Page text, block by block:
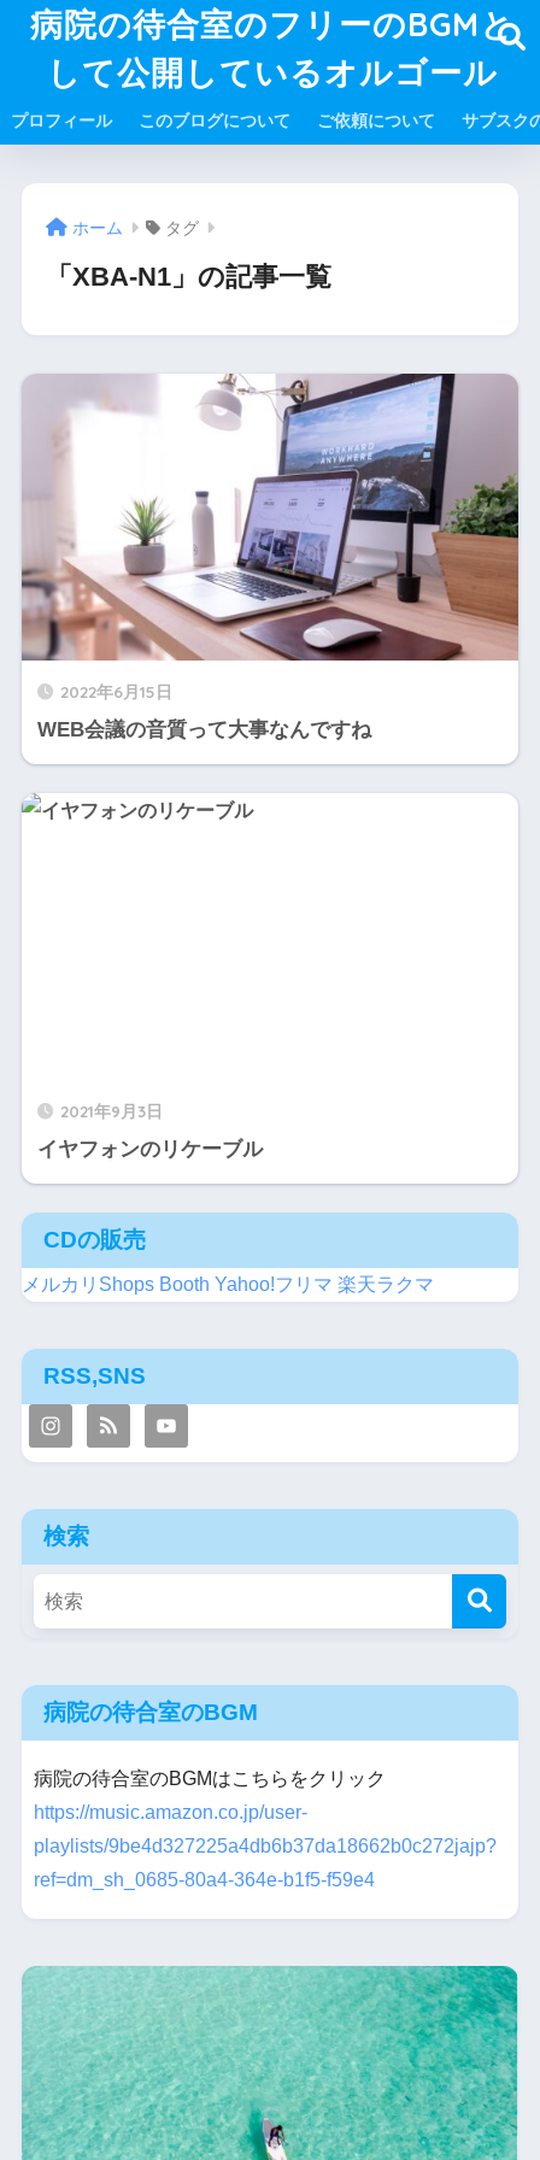
病院の待合室のフリーのBGMと
して公開しているオルゴール
プロフィール このブログについて ご依頼について サブスク
ホーム タグ
「XBA-N1」の記事一覧
2022年6月15日
WEB会議の音質って大事なんですね
2021年9月3日
イヤフォンのリケーブル
CDの販売
メルカリShops Booth Yahoo!フリマ 楽天ラクマ
RSS,SNS
検索
病院の待合室のBGM
病院の待合室のBGMはこちらをクリック
https://music.amazon.co.jp/user-
playlists/9be4d327225a4db6b37da18662b0c272jajp?
ref=dm_sh_0685-80a4-364e-b1f5-f59e4